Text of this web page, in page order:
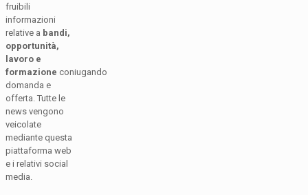
fruibili
informazioni
relative a bandi,
opportunità,
lavoro e
formazione coniugando
domanda e
offerta. Tutte le
news vengono
veicolate
mediante questa
piattaforma web
e i relativi social
media.